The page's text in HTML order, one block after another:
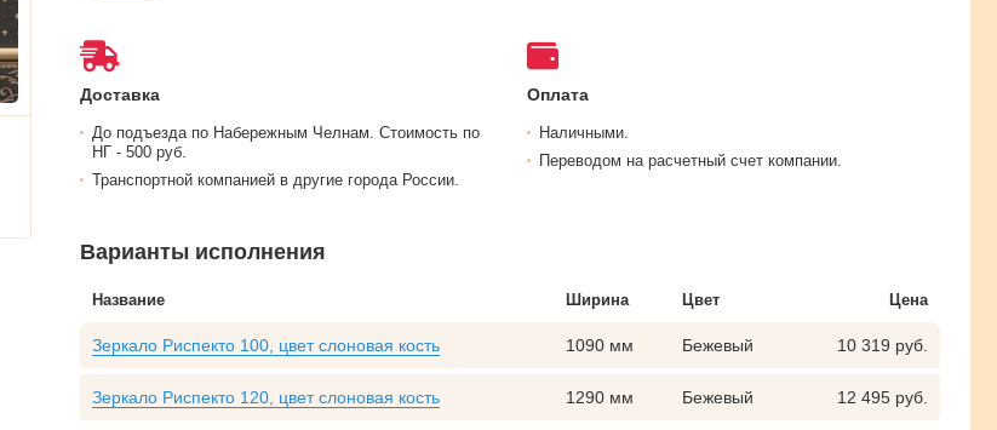
Доставка
До подъезда по Набережным Челнам. Стоимость по
НГ - 500 руб.
Транспортной компанией в другие города России.
Оплата
Наличными.
Переводом на расчетный счет компании.
Варианты исполнения
Название Ширина Цвет Цена
Зеркало Риспекто 100, цвет слоновая кость 1090 мм Бежевый 10 319 руб.
Зеркало Риспекто 120, цвет слоновая кость 1290 мм Бежевый 12 495 руб.